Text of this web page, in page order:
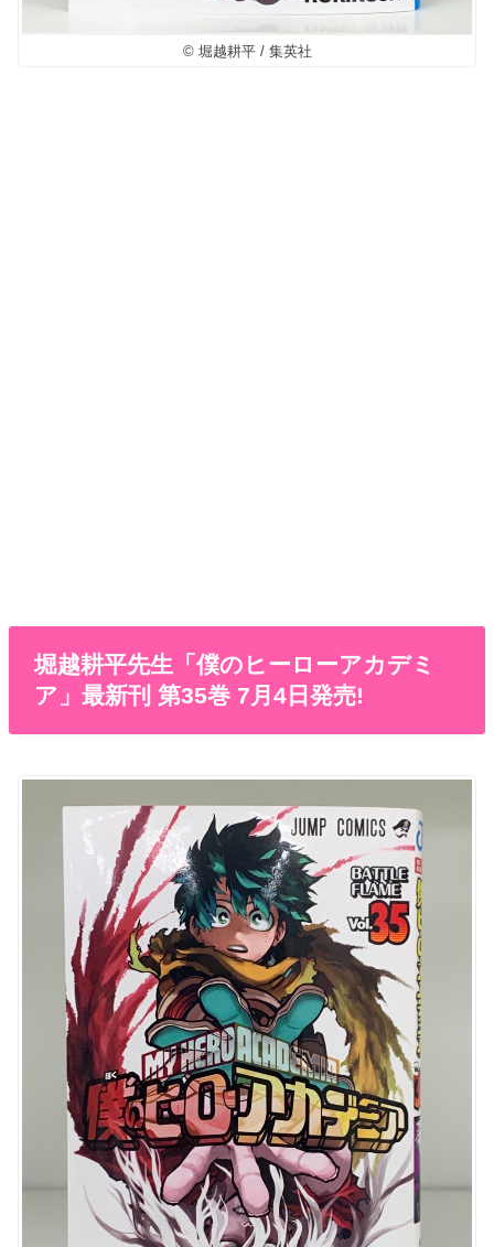
© 堀越耕平 / 集英社
堀越耕平先生「僕のヒーローアカデミ
ア」最新刊 第35巻 7月4日発売!